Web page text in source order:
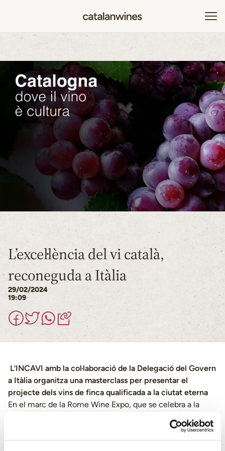
L’excel·lència del vi català,
reconeguda a Itàlia
29/02/2024
19:09
L’INCAVI amb la col·laboració de la Delegació del Govern
a Itàlia organitza una masterclass per presentar el
projecte dels vins de finca qualificada a la ciutat eterna
En el marc de la Rome Wine Expo, que se celebra a la
Vinya i el Vi (INCAVI) i la delegació del Govern a Itàlia han
organitzat una masterclass sobre el projecte dels vins de